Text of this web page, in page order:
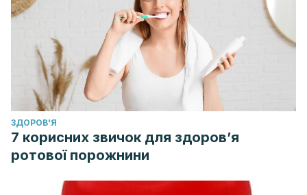
ЗДОРОВ'Я
7 корисних звичок для здоров’я
ротової порожнини